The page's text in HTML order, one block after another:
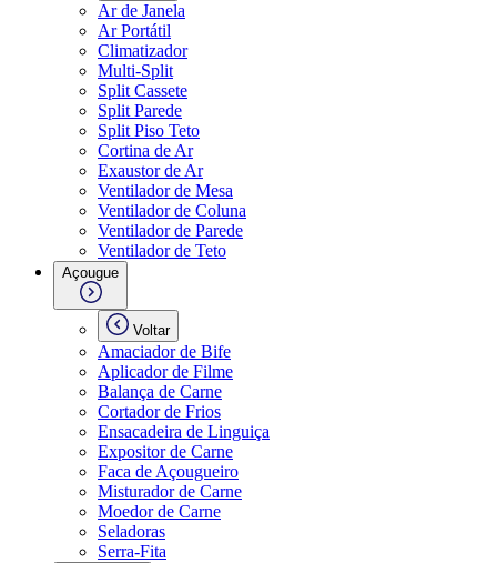
Ar de Janela
Ar Portátil
Climatizador
Multi-Split
Split Cassete
Split Parede
Split Piso Teto
Cortina de Ar
Exaustor de Ar
Ventilador de Mesa
Ventilador de Coluna
Ventilador de Parede
Ventilador de Teto
Açougue
Voltar
Amaciador de Bife
Aplicador de Filme
Balança de Carne
Cortador de Frios
Ensacadeira de Linguiça
Expositor de Carne
Faca de Açougueiro
Misturador de Carne
Moedor de Carne
Seladoras
Serra-Fita